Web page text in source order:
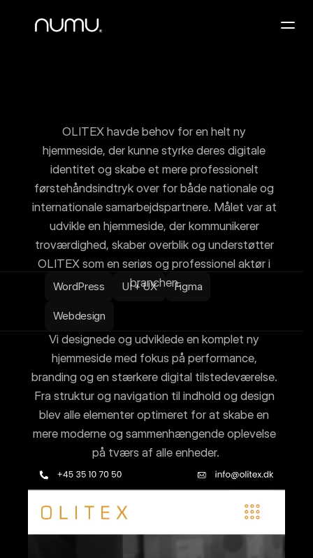
Anmeldelser
Kontakt
Gratis webanalyse
OLITEX
OLITEX havde behov for en helt ny
hjemmeside, der kunne styrke deres digitale
identitet og skabe et mere professionelt
førstehåndsindtryk over for både nationale og
internationale samarbejdspartnere. Målet var at
udvikle en hjemmeside, der kommunikerer
troværdighed, skaber overblik og understøtter
OLITEX som en seriøs og professionel aktør i
branchen.
Vi designede og udviklede en komplet ny
hjemmeside med fokus på performance,
branding og en stærkere digital tilstedeværelse.
Fra struktur og navigation til indhold og design
blev alle elementer optimeret for at skabe en
mere moderne og sammenhængende oplevelse
på tværs af alle enheder.
WordPress UI + UX Figma
Webdesign